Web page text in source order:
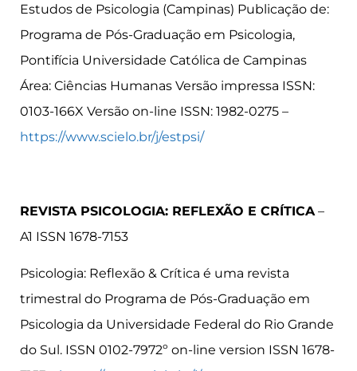
Estudos de Psicologia (Campinas) Publicação de:
Programa de Pós-Graduação em Psicologia,
Pontifícia Universidade Católica de Campinas
Área: Ciências Humanas Versão impressa ISSN:
0103-166X Versão on-line ISSN: 1982-0275 –
https://www.scielo.br/j/estpsi/
REVISTA PSICOLOGIA: REFLEXÃO E CRÍTICA –
A1 ISSN 1678-7153
Psicologia: Reflexão & Crítica é uma revista
trimestral do Programa de Pós-Graduação em
Psicologia da Universidade Federal do Rio Grande
do Sul. ISSN 0102-7972º on-line version ISSN 1678-